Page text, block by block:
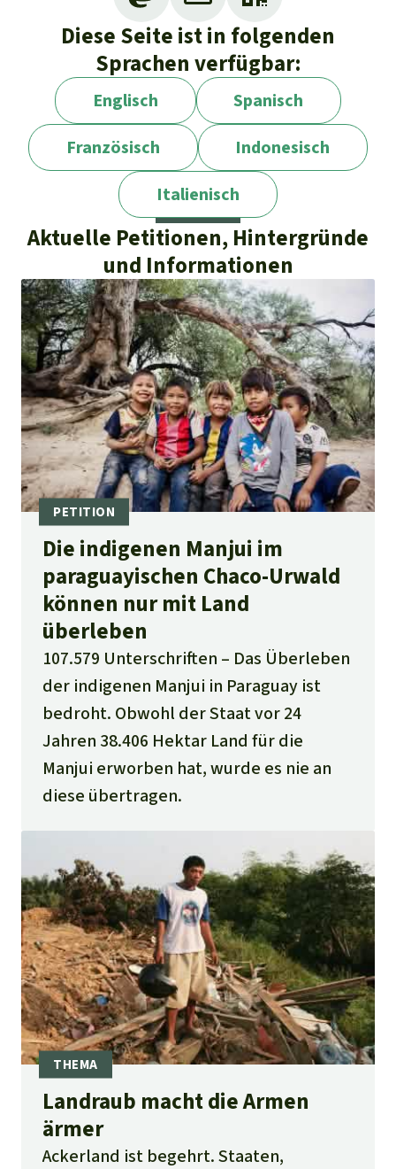
Diese Seite ist in folgenden
Sprachen verfügbar:
Englisch
Spanisch
Französisch
Indonesisch
Italienisch
Aktuelle Petitionen, Hintergründe
und Informationen
Die indigenen Manjui im
paraguayischen Chaco-Urwald
können nur mit Land
überleben
107.579 Unterschriften
Das Überleben
der indigenen Manjui in Paraguay ist
bedroht. Obwohl der Staat vor 24
Jahren 38.406 Hektar Land für die
Manjui erworben hat, wurde es nie an
diese übertragen.
Landraub macht die Armen
ärmer
Ackerland ist begehrt. Staaten,